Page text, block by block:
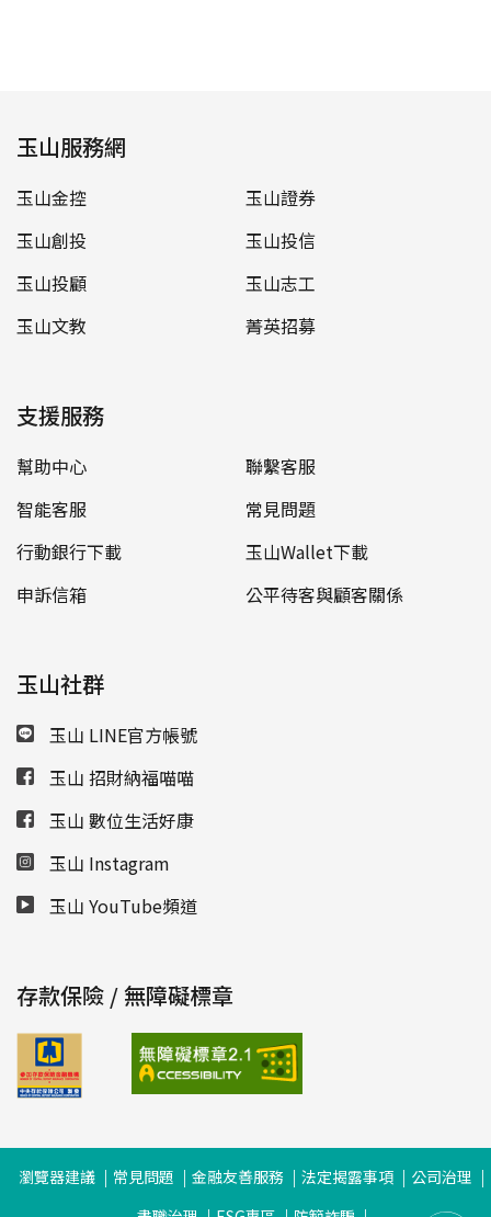
玉山服務網
玉山金控
玉山證券
玉山創投
玉山投信
玉山投顧
玉山志工
玉山文教
菁英招募
支援服務
幫助中心
聯繫客服
智能客服
常見問題
行動銀行下載
玉山Wallet下載
申訴信箱
公平待客與顧客關係
玉山社群
玉山 LINE官方帳號
玉山 招財納福喵喵
玉山 數位生活好康
玉山 Instagram
玉山 YouTube頻道
存款保險 / 無障礙標章
瀏覽器建議 常見問題 金融友善服務 法定揭露事項
公司治理